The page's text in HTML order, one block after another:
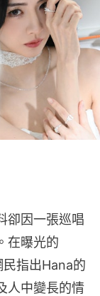
卻因一張巡唱
在曝光的
指出Hana的
人中變長的情